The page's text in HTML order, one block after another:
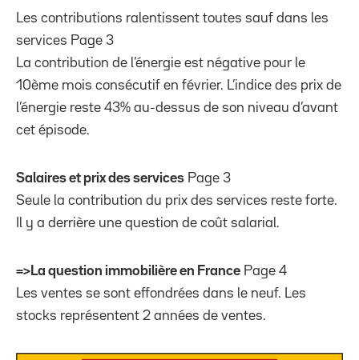
Les contributions ralentissent toutes sauf dans les
services Page 3
La contribution de l’énergie est négative pour le
10ème mois consécutif en février. L’indice des prix de
l’énergie reste 43% au-dessus de son niveau d’avant
cet épisode.
Salaires et prix des services Page 3
Seule la contribution du prix des services reste forte.
Il y a derrière une question de coût salarial.
=>La question immobilière en France Page 4
Les ventes se sont effondrées dans le neuf. Les
stocks représentent 2 années de ventes.